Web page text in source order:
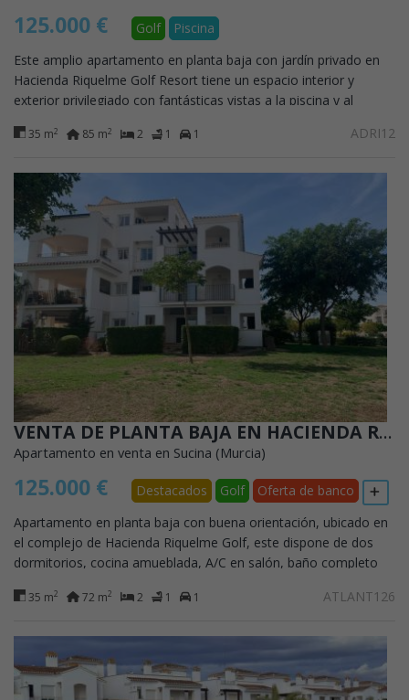
125.000 € Golf
Piscina
Este amplio apartamento en planta baja con jardín privado en
Hacienda Riquelme Golf Resort tiene un espacio interior y
exterior privilegiado con fantásticas vistas a la piscina y al
35 m2 85 m2 2 1 1 ADRI12
VENTA DE PLANTA BAJA EN HACIENDA RIQUELME GOLF RESORT
Apartamento en venta en Sucina (Murcia)
125.000 € Destacados Golf
Oferta de banco
Apartamento en planta baja con buena orientación, ubicado en
el complejo de Hacienda Riquelme Golf, este dispone de dos
dormitorios, cocina amueblada, A/C en salón, baño completo
35 m2 72 m2 2 1 1 ATLANT126